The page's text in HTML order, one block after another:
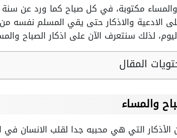
والمساء مكتوبة، في كل صباح كما ورد عن
الادعية والاذكار حتى يقي المسلم نفسه
لذلك سنتعرف الآن على اذكار الصباح
المقال
والمساء
الأذكار التي هي محببه جدا لقلب الانسان في